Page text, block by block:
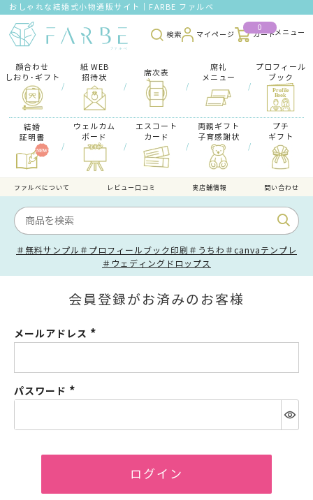
おしゃれな結婚式小物通販サイト｜FARBE ファルベ
検索 マイページ
0
カート
顔合わせ
しおり･ギフト
/
紙 WEB
招待状
/
席次表
/
席礼
メニュー
/
プロフィール
ブック
結婚
証明書
/
ウェルカム
ボード
/
エスコート
カード
/
両親ギフト
子育感謝状
/
プチ
ギフト
ファルべについて レビュー口コミ 実店舗情報 問い合わせ
＃無料サンプル ＃プロフィールブック印刷 ＃うちわ ＃canvaテンプレ
＃ウェディングドロップス
会員登録がお済みのお客様
メールアドレス
パスワード
ログイン